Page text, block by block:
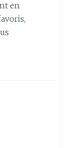
en